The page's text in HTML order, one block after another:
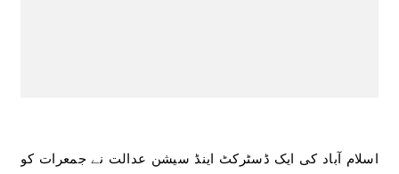
اسلام آباد کی ایک ڈسٹرکٹ اینڈ سیشن عدالت نے جمعرات کو